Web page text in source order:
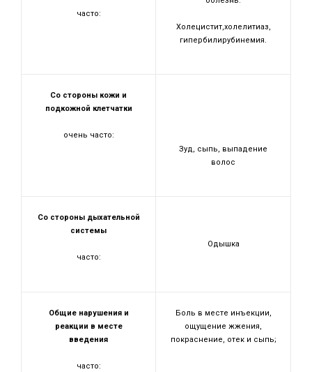
часто:
Холецистит,холелитиаз,
гипербилирубинемия.
Со стороны кожи и
подкожной клетчатки
очень часто:
Зуд, сыпь, выпадение
волос
Со стороны дыхательной
системы
часто:
Одышка
Общие нарушения и
реакции в месте
введения
часто:
Боль в месте инъекции,
ощущение жжения,
покраснение, отек и сыпь;